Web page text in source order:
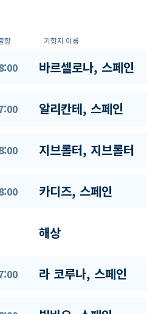
항 기항지 이름
바르셀로나, 스페인
알리칸테, 스페인
지브롤터, 지브롤터
카디즈, 스페인
해상
라 코루나, 스페인